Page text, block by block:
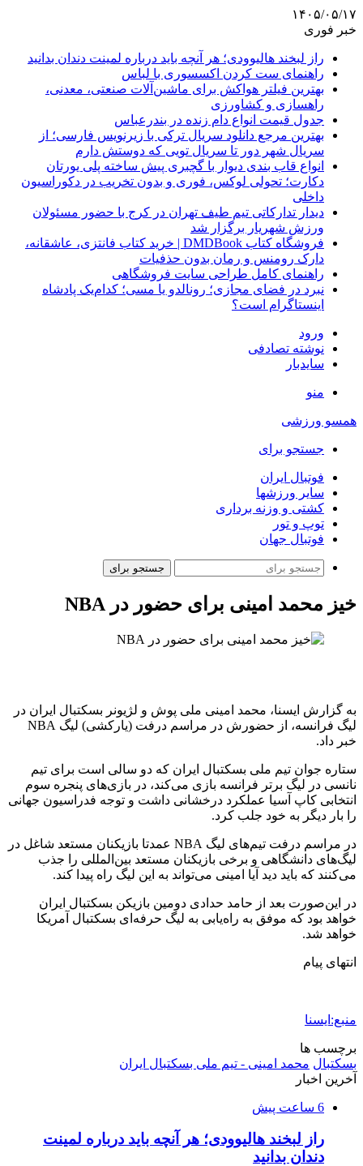
۱۴۰۵/۰۵/۱۷
خبر فوری
راز لبخند هالیوودی؛ هر آنچه باید درباره لمینت دندان بدانید
راهنمای ست کردن اکسسوری با لباس
بهترین فیلتر هواکش برای ماشین‌آلات صنعتی، معدنی،
راهسازی و کشاورزی
جدول قیمت انواع دام زنده در بندرعباس
بهترین مرجع دانلود سریال ترکی با زیرنویس فارسی؛ از
سریال شهر دور تا سریال تویی که دوستش دارم
انواع قاب بندی دیوار با گچبری پیش ساخته پلی یورتان
دکارت؛ تحولی لوکس، فوری و بدون تخریب در دکوراسیون
داخلی
دیدار تدارکاتی تیم طیف تهران در کرج با حضور مسئولان
ورزش شهریار برگزار شد
فروشگاه کتاب DMDBook | خرید کتاب فانتزی، عاشقانه،
دارک رومنس و رمان بدون حذفیات
راهنمای کامل طراحی سایت فروشگاهی
نبرد در فضای مجازی؛ رونالدو یا مسی؛ کدام‌یک پادشاه
اینستاگرام است؟
ورود
نوشته تصادفی
سایدبار
منو
همسو ورزشی
جستجو برای
فوتبال ایران
سایر ورزشها
کشتی و وزنه برداری
توپ و تور
فوتبال جهان
جستجو برای
خیز محمد امینی برای حضور در NBA
به گزارش ایسنا، محمد امینی ملی پوش و لژیونر بسکتبال ایران در
لیگ فرانسه، از حضورش در مراسم درفت (یارکشی) لیگ NBA
خبر داد.
ستاره جوان تیم ملی بسکتبال ایران که دو سالی است برای تیم
نانسی در لیگ برتر فرانسه بازی می‌کند، در بازی‌های پنجره سوم
انتخابی کاپ آسیا عملکرد درخشانی داشت و توجه فدراسیون جهانی
را بار دیگر به خود جلب کرد.
در مراسم درفت تیم‌های لیگ NBA عمدتا بازیکنان مستعد شاغل در
لیگ‌های دانشگاهی و برخی بازیکنان مستعد بین‌المللی را جذب
می‌کنند که باید دید آیا امینی می‌تواند به این لیگ راه پیدا کند.
در این‌صورت بعد از حامد حدادی دومین بازیکن بسکتبال ایران
خواهد بود که موفق به راه‌یابی به لیگ حرفه‌ای بسکتبال آمریکا
خواهد شد.
انتهای پیام
منبع:ایسنا
برچسب ها
بسكتبال محمد امینی - تیم ملی بسکتبال ایران
آخرین اخبار
6 ساعت پیش
راز لبخند هالیوودی؛ هر آنچه باید درباره لمینت
دندان بدانید